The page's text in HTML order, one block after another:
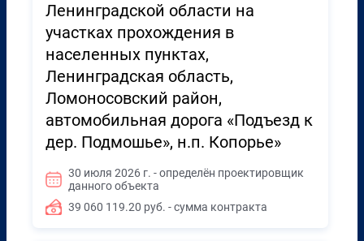
Ленинградской области на
участках прохождения в
населенных пунктах,
Ленинградская область,
Ломоносовский район,
автомобильная дорога «Подъезд к
дер. Подмошье», н.п. Копорье»
30 июля 2026 г. - определён проектировщик
данного объекта
39 060 119.20 руб. - сумма контракта